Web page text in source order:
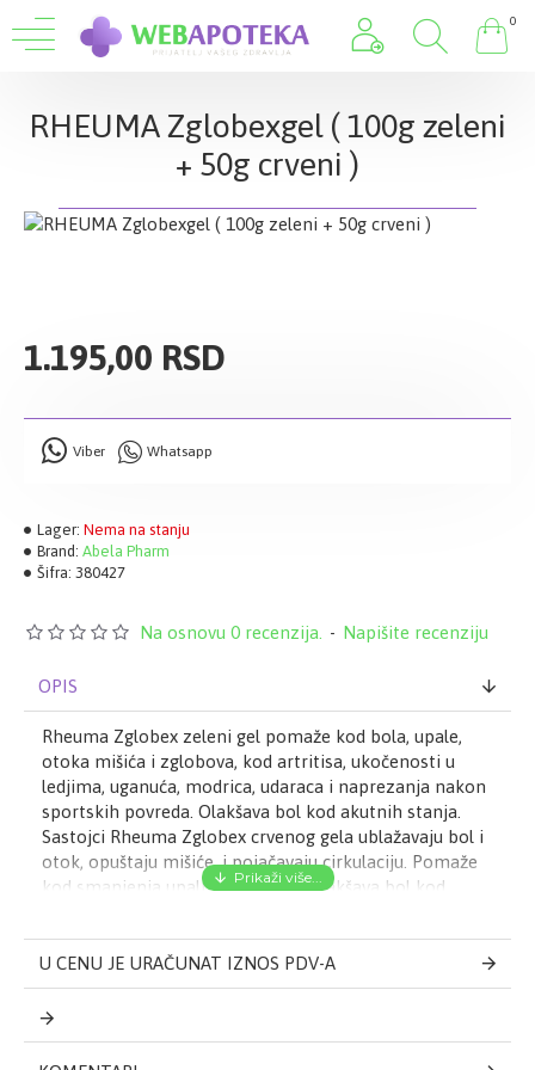
0
RHEUMA Zglobexgel ( 100g zeleni
+ 50g crveni )
Lager: Nema na stanju
Brand: Abela Pharm
Šifra: 380427
Na osnovu 0 recenzija. - Napišite recenziju
1.195,00 RSD
Viber Whatsapp
OPIS
Rheuma Zglobex zeleni gel pomaže kod bola, upale,
otoka mišića i zglobova, kod artritisa, ukočenosti u
ledjima, uganuća, modrica, udaraca i naprezanja nakon
sportskih povreda. Olakšava bol kod akutnih stanja.
Sastojci Rheuma Zglobex crvenog gela ublažavaju bol i
otok, opuštaju mišiće, i pojačavaju cirkulaciju. Pomaže
kod smanjenja upalnih procesa i olakšava bol kod
gela ublažavaju bol i otok, opuštaju mišiće. Hladi bolno
mesto i doprinosi smanjenju otoka i bola. Rheuma
Zglobex® pomaže smanjenju upalnih procesa i
olakšava bol kod akutnih stanja. Ekstrakt biljke gavez
koji je glavni aktivni sastojak zelenog Rheuma
Zglobex® gela, prema studijama, lokalno pomaže za
U CENU JE URAČUNAT IZNOS PDV-A